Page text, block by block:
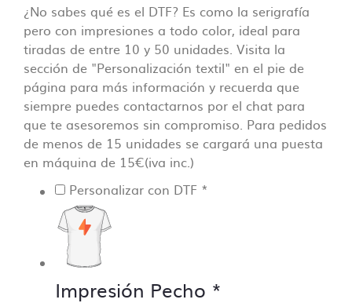
¿No sabes qué es el DTF? Es como la serigrafía
pero con impresiones a todo color, ideal para
tiradas de entre 10 y 50 unidades. Visita la
sección de "Personalización textil" en el pie de
página para más información y recuerda que
siempre puedes contactarnos por el chat para
que te asesoremos sin compromiso. Para pedidos
de menos de 15 unidades se cargará una puesta
en máquina de 15€(iva inc.)
Personalizar con DTF *
Impresión Pecho *